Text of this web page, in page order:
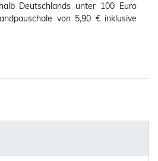
Deutschlands unter 100 Euro
von 5,90 € inklusive